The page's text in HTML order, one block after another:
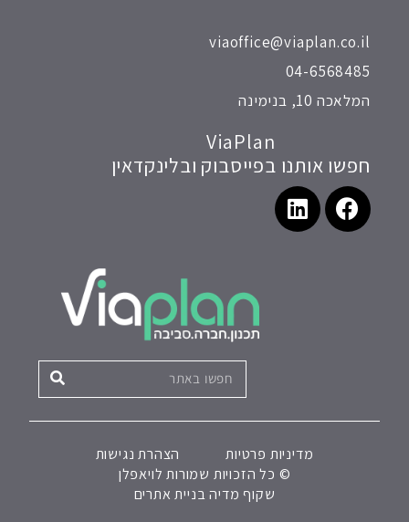
viaoffice@viaplan.co.il
04-6568485
המלאכה 10, בנימינה
ViaPlan
חפשו אותנו בפייסבוק ובלינקדאין
מדיניות פרטיות
הצהרת נגישות
© כל הזכויות שמורות לויאפלן
שקוף מדיה בניית אתרים